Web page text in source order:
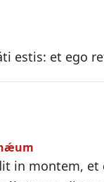
estis: et ego
in montem, et